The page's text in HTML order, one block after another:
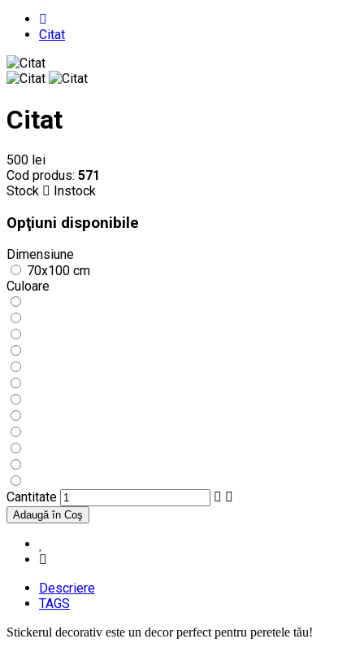
Citat
Citat
500 lei
Cod produs: 571
Stock
Instock
Opţiuni disponibile
Dimensiune
70x100 cm
Culoare
Cantitate
Descriere
TAGS
Stickerul decorativ este un decor perfect pentru peretele tău!